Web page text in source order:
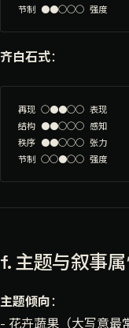
齐白石式：
再现 ○●●○○ 表现   （民
结构 ●●○○○ 感知   （明
秩序 ●●○○○ 张力   （
f. 主题与叙事
主题倾向：
- 花卉蔬果（大写意最